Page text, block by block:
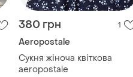
380 грн 1
Aeropostale
Сукня жіноча квіткова
aeropostale